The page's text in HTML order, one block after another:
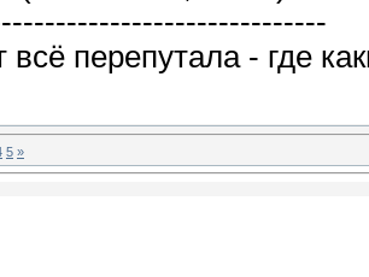
всё перепутала - где
5 »